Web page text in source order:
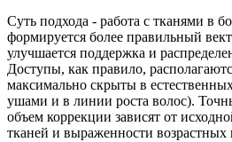
Суть подхода - работа с тканями в
формируется более правильный
улучшается поддержка и
Доступы, как правило,
максимально скрыты в
ушами и в линии роста волос).
объем коррекции зависят от
тканей и выраженности возрастных